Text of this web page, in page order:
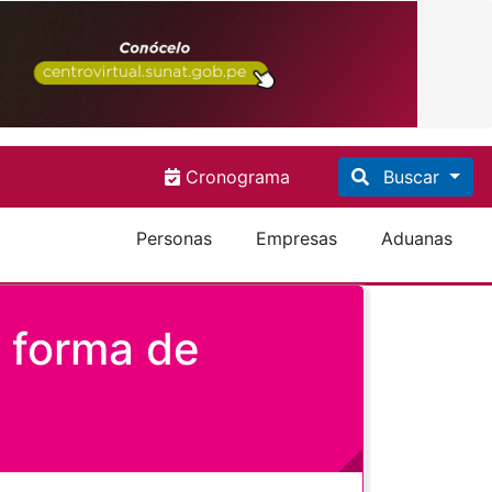
Cronograma Buscar
Personas Empresas Aduanas
de